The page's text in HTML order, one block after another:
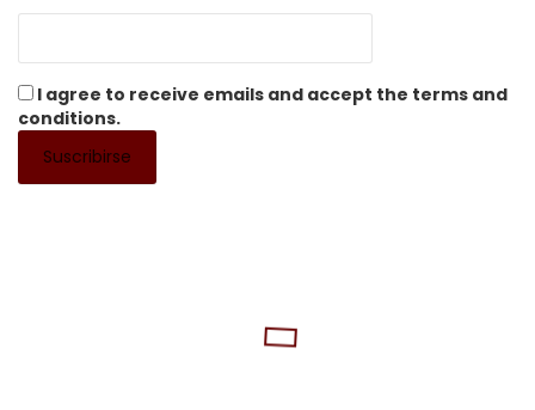
I agree to receive emails and accept the terms and
conditions.